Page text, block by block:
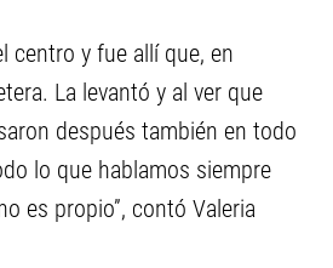
centro y fue allí que, en
La levantó y al ver que
después también en todo
lo que hablamos siempre
es propio”, contó Valeria